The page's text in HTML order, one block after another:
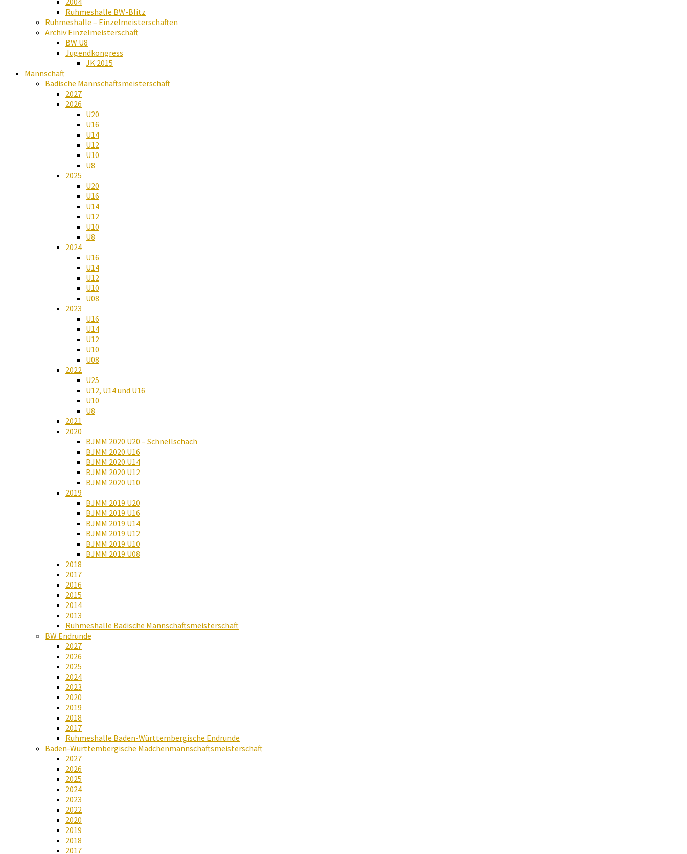
Ruhmeshalle BW-Blitz
Ruhmeshalle – Einzelmeisterschaften
Archiv Einzelmeisterschaft
BW U8
Jugendkongress
JK 2015
Mannschaft
Badische Mannschaftsmeisterschaft
2027
2026
U20
U16
U14
U12
U10
U8
2025
U20
U16
U14
U12
U10
U8
2024
U16
U14
U12
U10
U08
2023
U16
U14
U12
U10
U08
2022
U25
U12, U14 und U16
U10
U8
2021
2020
BJMM 2020 U20 – Schnellschach
BJMM 2020 U16
BJMM 2020 U14
BJMM 2020 U12
BJMM 2020 U10
2019
BJMM 2019 U20
BJMM 2019 U16
BJMM 2019 U14
BJMM 2019 U12
BJMM 2019 U10
BJMM 2019 U08
2018
2017
2016
2015
2014
2013
Ruhmeshalle Badische Mannschaftsmeisterschaft
BW Endrunde
2027
2026
2025
2024
2023
2020
2019
2018
2017
Ruhmeshalle Baden-Württembergische Endrunde
Baden-Württembergische Mädchenmannschaftsmeisterschaft
2027
2026
2025
2024
2023
2022
2020
2019
2018
2017